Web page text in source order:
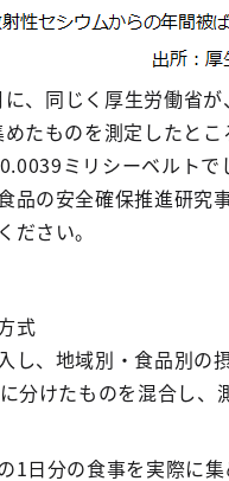
、同じく厚生労働省
たものを測定したと
ミリシーベルトで
品の安全確保推進研究
ださい。
式
し、地域別・食品別の
分けたものを混合し、
1日分の食事を実際に集